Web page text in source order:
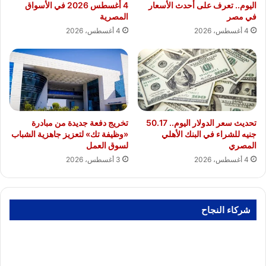
اليوم.. تعرف على أحدث الأسعار
في مصر
4 أغسطس، 2026
4 أغسطس 2026 في الأسواق
المصرية
4 أغسطس، 2026
تحديث سعر الدولار اليوم.. 50.17
جنيه للشراء في البنك الأهلي
المصري
4 أغسطس، 2026
تخريج دفعة جديدة من مبادرة
«وظيفة تك» لتعزيز جاهزية الشباب
لسوق العمل
3 أغسطس، 2026
شركاء النجاح